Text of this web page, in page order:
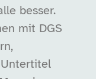
besser.
mit DGS
Untertitel